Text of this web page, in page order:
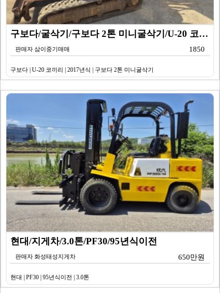
구보다/굴삭기/구보다 2톤 미니굴삭기/U-20 코끼리/…
판매자 삼이중기매매 1850
구보다 | U-20 코끼리 | 2017년식 | 구보다 2톤 미니굴삭기
현대/지게차/3.0톤/PF30/95년식이전
판매자 화성태성지게차 650만원
현대 | PF30 | 95년식이전 | 3.0톤